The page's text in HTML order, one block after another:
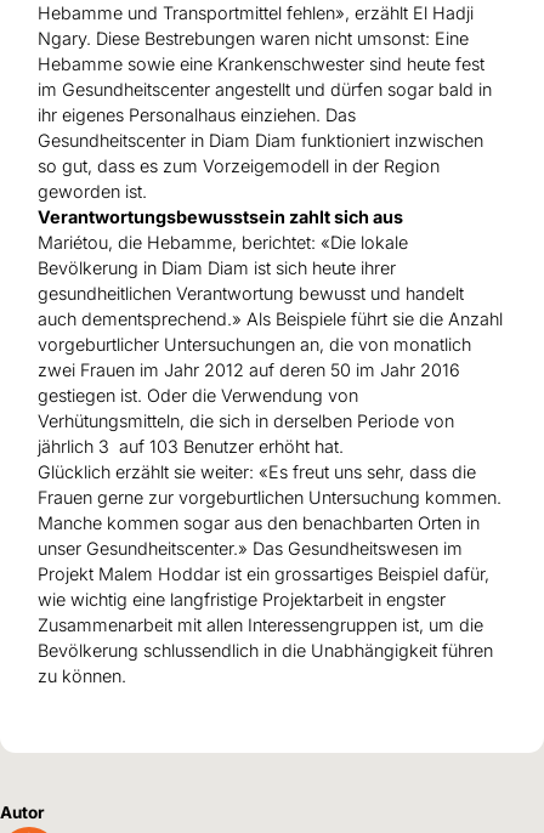
Hebamme und Transportmittel fehlen», erzählt El Hadji
Ngary. Diese Bestrebungen waren nicht umsonst: Eine
Hebamme sowie eine Krankenschwester sind heute fest
im Gesundheitscenter angestellt und dürfen sogar bald in
ihr eigenes Personalhaus einziehen. Das
Gesundheitscenter in Diam Diam funktioniert inzwischen
so gut, dass es zum Vorzeigemodell in der Region
geworden ist.
Verantwortungsbewusstsein zahlt sich aus
Mariétou, die Hebamme, berichtet: «Die lokale
Bevölkerung in Diam Diam ist sich heute ihrer
gesundheitlichen Verantwortung bewusst und handelt
auch dementsprechend.» Als Beispiele führt sie die Anzahl
vorgeburtlicher Untersuchungen an, die von monatlich
zwei Frauen im Jahr 2012 auf deren 50 im Jahr 2016
gestiegen ist. Oder die Verwendung von
Verhütungsmitteln, die sich in derselben Periode von
jährlich 3 auf 103 Benutzer erhöht hat.
Glücklich erzählt sie weiter: «Es freut uns sehr, dass die
Frauen gerne zur vorgeburtlichen Untersuchung kommen.
Manche kommen sogar aus den benachbarten Orten in
unser Gesundheitscenter.» Das Gesundheitswesen im
Projekt Malem Hoddar ist ein grossartiges Beispiel dafür,
wie wichtig eine langfristige Projektarbeit in engster
Zusammenarbeit mit allen Interessengruppen ist, um die
Bevölkerung schlussendlich in die Unabhängigkeit führen
zu können.
Autor